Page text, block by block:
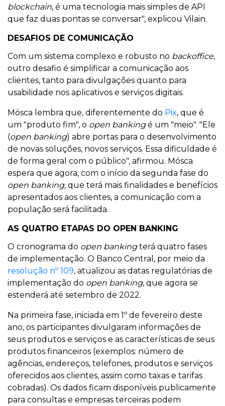
blockchain, é uma tecnologia mais simples de API
que faz duas pontas se conversar", explicou Vilain.
DESAFIOS DE COMUNICAÇÃO
Com um sistema complexo e robusto no backoffice,
outro desafio é simplificar a comunicação aos
clientes, tanto para divulgações quanto para
usabilidade nos aplicativos e serviços digitais.
Mósca lembra que, diferentemente do Pix, que é
um "produto fim", o open bankingé um "meio". "Ele
(open banking) abre portas para o desenvolvimento
de novas soluções, novos serviços. Essa dificuldade é
de forma geral com o público", afirmou. Mósca
espera que agora, com o início da segunda fase do
open banking, que terá mais finalidades e benefícios
apresentados aos clientes, a comunicação com a
população será facilitada.
AS QUATRO ETAPAS DO OPEN BANKING
O cronograma do open bankingterá quatro fases
de implementação. O Banco Central, por meio da
resolução nº 109, atualizou as datas regulatórias de
implementação do open banking, que agora se
estenderá até setembro de 2022.
Na primeira fase, iniciada em 1º de fevereiro deste
ano, os participantes divulgaram informações de
seus produtos e serviços e as características de seus
produtos financeiros (exemplos: número de
agências, endereços, telefones, produtos e serviços
oferecidos aos clientes, assim como taxas e tarifas
cobradas). Os dados ficam disponíveis publicamente
para consultas e empresas terceiras podem